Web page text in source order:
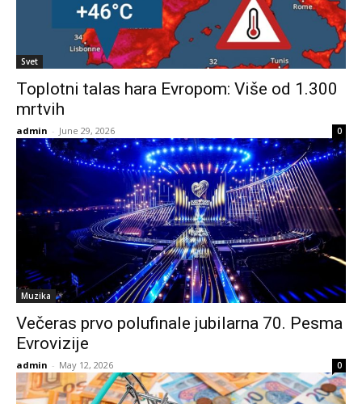
Svet
Toplotni talas hara Evropom: Više od 1.300
mrtvih
admin - June 29, 2026 0
Muzika
Večeras prvo polufinale jubilarna 70. Pesma
Evrovizije
admin - May 12, 2026 0